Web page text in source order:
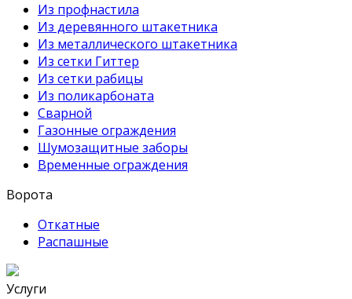
Из профнастила
Из деревянного штакетника
Из металлического штакетника
Из сетки Гиттер
Из сетки рабицы
Из поликарбоната
Сварной
Газонные ограждения
Шумозащитные заборы
Временные ограждения
Ворота
Откатные
Распашные
Услуги